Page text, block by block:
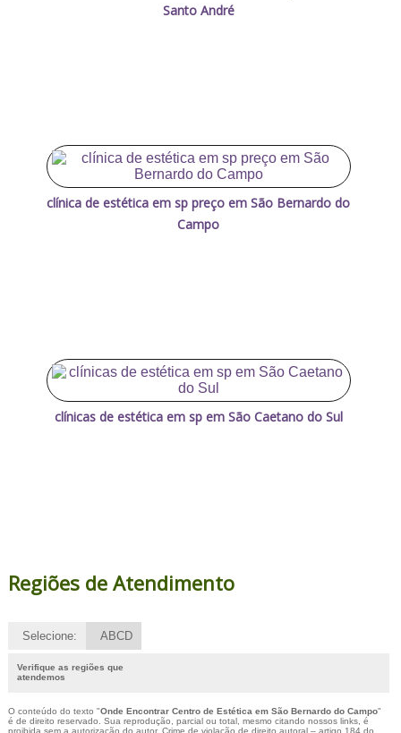
Santo André
clínica de estética em sp preço em São Bernardo do
Campo
clínicas de estética em sp em São Caetano do Sul
Regiões de Atendimento
Selecione: ABCD
Verifique as regiões que
atendemos
O conteúdo do texto "Onde Encontrar Centro de Estética em São Bernardo do Campo"
é de direito reservado. Sua reprodução, parcial ou total, mesmo citando nossos links, é
proibida sem a autorização do autor. Crime de violação de direito autoral – artigo 184 do